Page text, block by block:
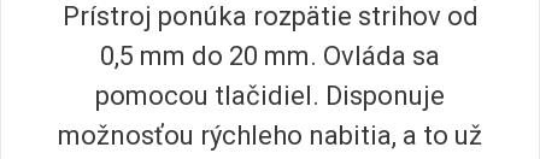
Prístroj ponúka rozpätie strihov od
0,5 mm do 20 mm. Ovláda sa
pomocou tlačidiel. Disponuje
možnosťou rýchleho nabitia, a to už